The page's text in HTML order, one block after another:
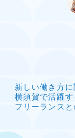
新しい働き方に
横須賀で活躍す
フリーランスと